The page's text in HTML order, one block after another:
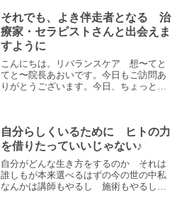
ありがとうございます...
それでも、よき伴走者となる 治
療家・セラピストさんと出会えま
すように
こんにちは。リバランスケア 想〜てと
てと〜院長あおいです。今日もご訪問あ
りがとうございます。今日、ちょっと思
家さんやセラピストさんは...
自分らしくいるために ヒトの力
を借りたっていいじゃない♪
自分がどんな生き方をするのか それは
誰しもが本来選べるはずの今の世の中私
なんかは講師もやるし 施術もやるし